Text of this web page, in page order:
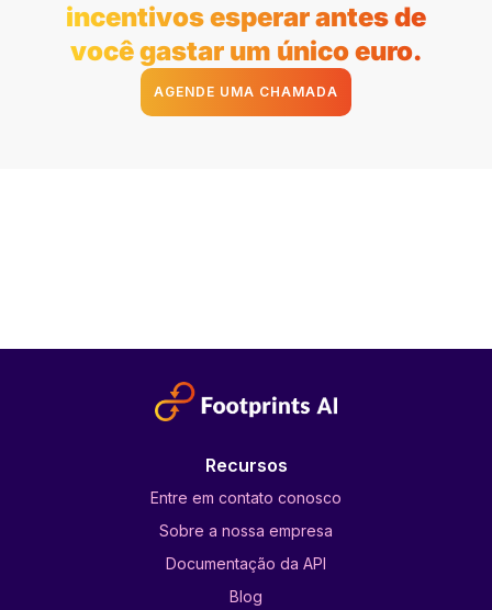
incentivos esperar antes de
você gastar um único euro.
AGENDE UMA CHAMADA
Recursos
Entre em contato conosco
Sobre a nossa empresa
Documentação da API
Blog